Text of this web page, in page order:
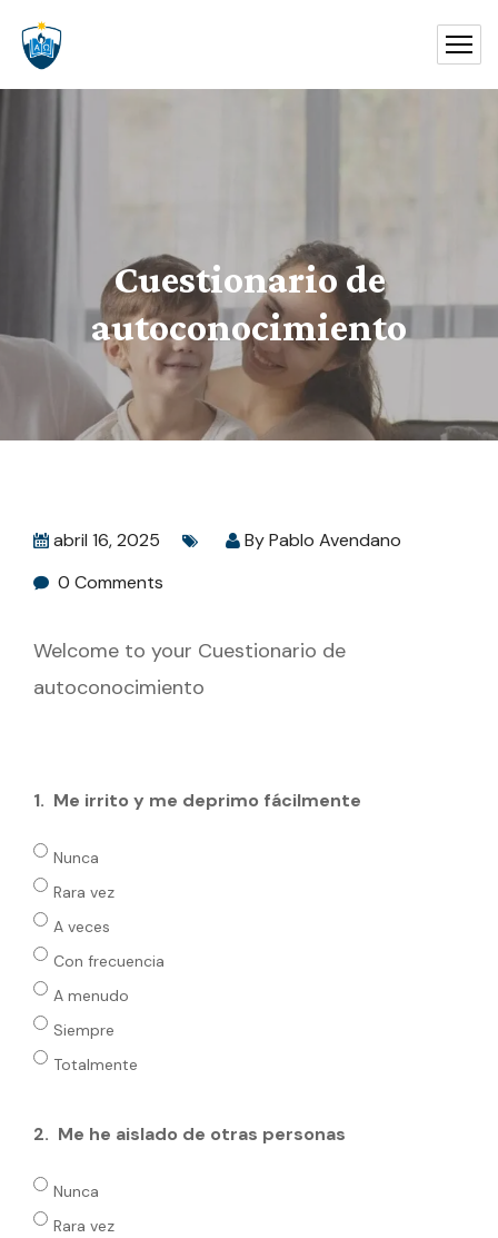
Cuestionario de
autoconocimiento
abril 16, 2025 ByPablo Avendano
0 Comments
Welcome to your Cuestionario de
autoconocimiento
1. Me irrito y me deprimo fácilmente
Nunca
Rara vez
A veces
Con frecuencia
A menudo
Siempre
Totalmente
2. Me he aislado de otras personas
Nunca
Rara vez